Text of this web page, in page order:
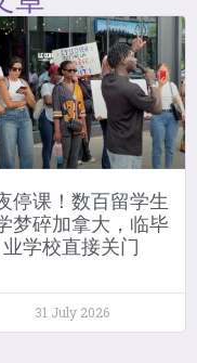
停课！数百留学生
梦碎加拿大，临毕
业学校直接关门
31 July 2026